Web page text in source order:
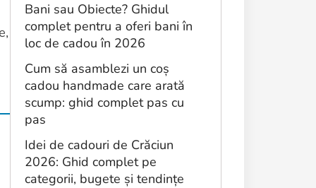
Bani sau Obiecte? Ghidul
complet pentru a oferi bani în
loc de cadou în 2026
Cum să asamblezi un coș
cadou handmade care arată
scump: ghid complet pas cu
pas
Idei de cadouri de Crăciun
2026: Ghid complet pe
categorii, bugete și tendințe